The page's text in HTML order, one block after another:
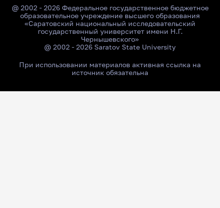
@ 2002 - 2026 Федеральное государственное бюджетное
образовательное учреждение высшего образования
«Саратовский национальный исследовательский
государственный университет имени Н.Г.
Чернышевского»
@ 2002 - 2026 Saratov State University
При использовании материалов активная ссылка на
источник обязательна